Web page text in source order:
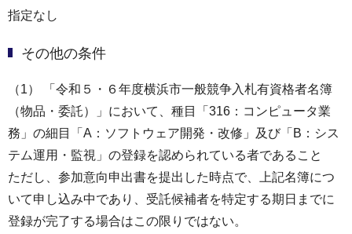
指定なし
その他の条件
（1） 「令和５・６年度横浜市一般競争入札有資格者名簿
（物品・委託）」において、種目「316：コンピュータ業
務」の細目「A：ソフトウェア開発・改修」及び「B：シス
テム運用・監視」の登録を認められている者であること
ただし、参加意向申出書を提出した時点で、上記名簿につ
いて申し込み中であり、受託候補者を特定する期日までに
登録が完了する場合はこの限りではない。